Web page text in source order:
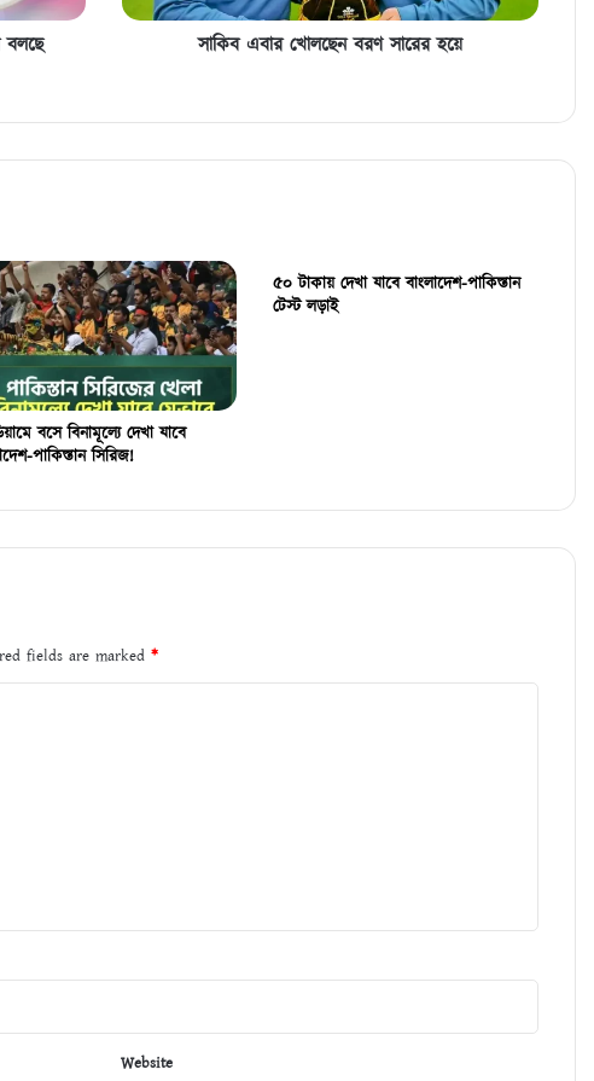
বলছে
সাকিব এবার খোলছেন বরণ সারের হয়ে
বসে বিনামূল্যে দেখা যাবে
পাকিস্তান সিরিজ!
৫০ টাকায় দেখা যাবে বাংলাদেশ-পাকিস্তান
টেস্ট লড়াই
fields are marked *
Website